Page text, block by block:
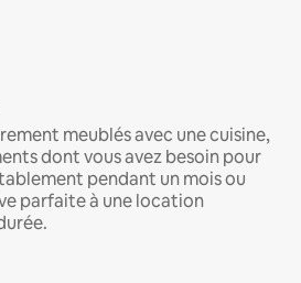
meublés avec une cuisine,
dont vous avez besoin pour
pendant un mois ou
parfaite à une location